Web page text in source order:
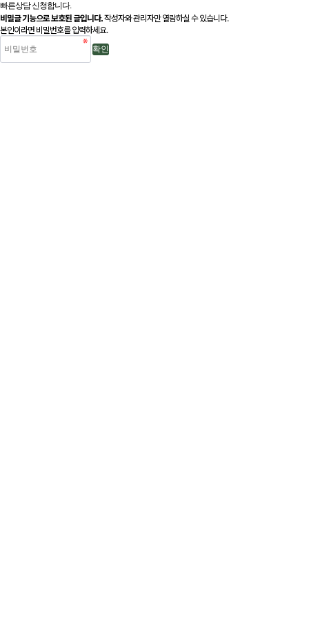
빠른상담 신청합니다.
비밀글 기능으로 보호된 글입니다.작성자와 관리자만 열람하실 수 있습니다.
본인이라면 비밀번호를 입력하세요.